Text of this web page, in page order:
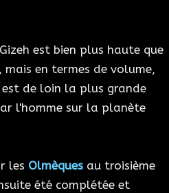
est bien plus haute que
en termes de volume,
de loin la plus grande
l'homme sur la planète
les Olmèques au troisième
été complétée et